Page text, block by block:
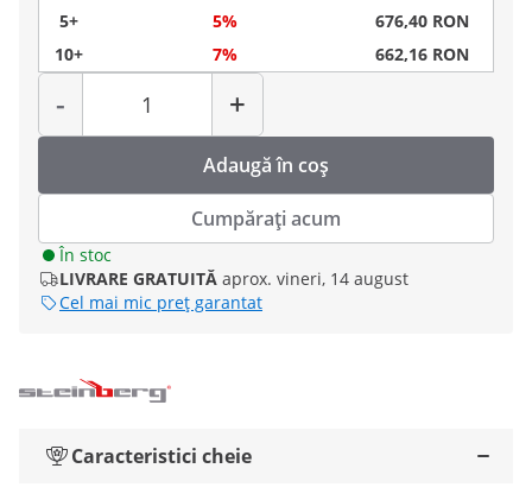
5+
5%
676,40 RON
10+
7% 662,16 RON
-
Cantitate
+
Adaugă în coș
Cumpărați acum
În stoc
LIVRARE GRATUITĂ aprox. vineri, 14 august
Cel mai mic preț garantat
Caracteristici cheie